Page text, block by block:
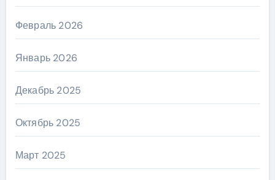
Февраль 2026
Январь 2026
Декабрь 2025
Октябрь 2025
Март 2025